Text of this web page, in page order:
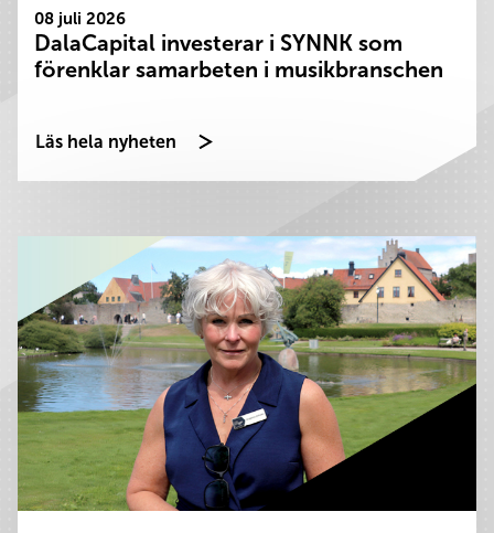
08 juli 2026
DalaCapital investerar i SYNNK som
förenklar samarbeten i musikbranschen
Läs hela nyheten